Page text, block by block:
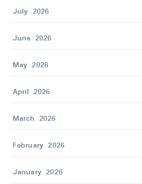
July 2026
June 2026
May 2026
April 2026
March 2026
February 2026
January 2026